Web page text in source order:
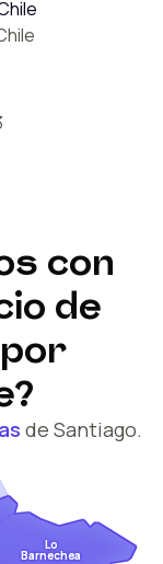
Lo
Barnechea
con
de
de Santiago.